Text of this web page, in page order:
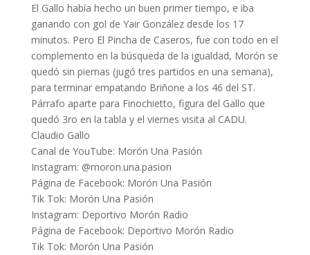
El Gallo había hecho un buen primer tiempo, e iba
ganando con gol de Yair González desde los 17
minutos. Pero El Pincha de Caseros, fue con todo en el
complemento en la búsqueda de la igualdad, Morón se
quedó sin piernas (jugó tres partidos en una semana),
para terminar empatando Briñone a los 46 del ST.
Párrafo aparte para Finochietto, figura del Gallo que
quedó 3ro en la tabla y el viernes visita al CADU.
Claudio Gallo
Canal de YouTube: Morón Una Pasión
Instagram: @moron.una.pasion
Página de Facebook: Morón Una Pasión
Tik Tok: Morón Una Pasión
Instagram: Deportivo Morón Radio
Página de Facebook: Deportivo Morón Radio
Tik Tok: Morón Una Pasión